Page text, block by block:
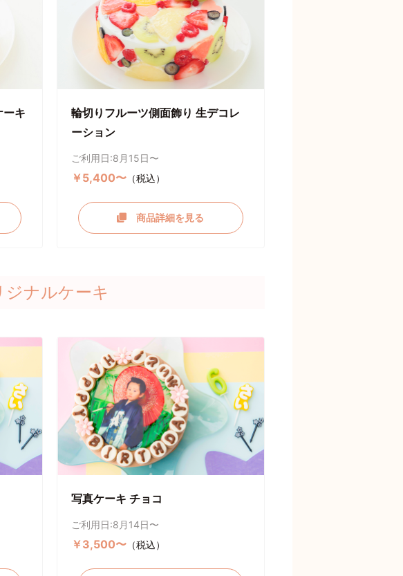
ーキ
輪切りフルーツ側面飾り 生デコレ
ーション
ご利用日:8月15日〜
￥5,400〜（税込）
商品詳細を見る
ナルケーキ
写真ケーキ チョコ
ご利用日:8月14日〜
￥3,500〜（税込）